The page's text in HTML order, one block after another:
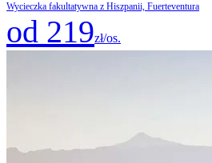
Wycieczka fakultatywna z Hiszpanii, Fuerteventura
od 219zł/os.